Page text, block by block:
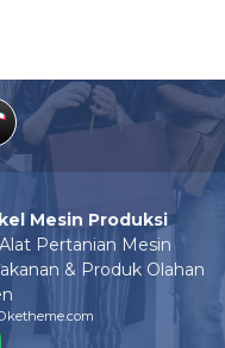
Mesin Produksi
Pertanian Mesin
& Produk Olahan